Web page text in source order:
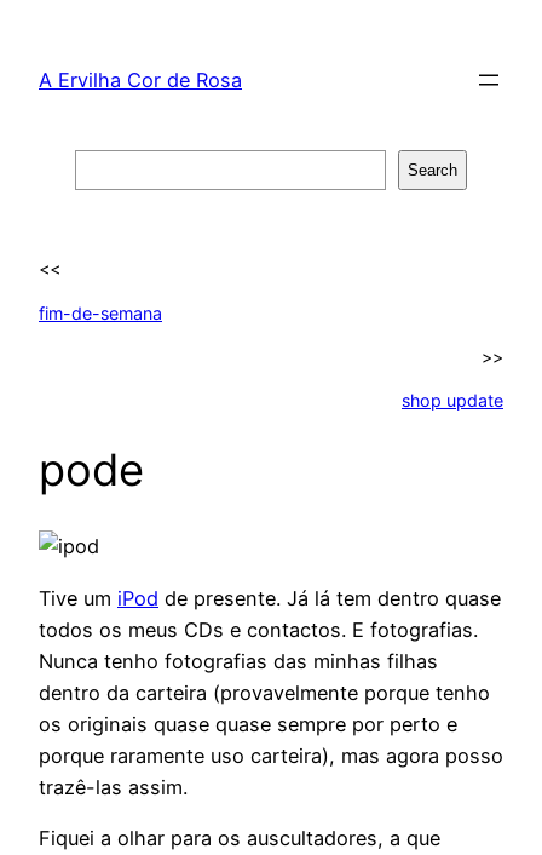
content
A Ervilha Cor de Rosa
Search
<<
fim-de-semana
>>
shop update
pode
Tive um iPod de presente. Já lá tem dentro quase
todos os meus CDs e contactos. E fotografias.
Nunca tenho fotografias das minhas filhas
dentro da carteira (provavelmente porque tenho
os originais quase quase sempre por perto e
porque raramente uso carteira), mas agora posso
trazê-las assim.
Fiquei a olhar para os auscultadores, a que